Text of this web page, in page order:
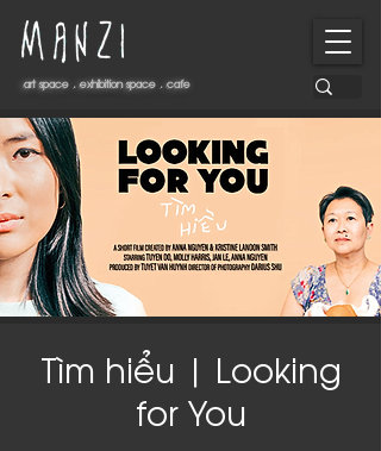
art space . exhibition space . cafe
art space . exhibition space . cafe
Tìm hiểu | Looking
for You